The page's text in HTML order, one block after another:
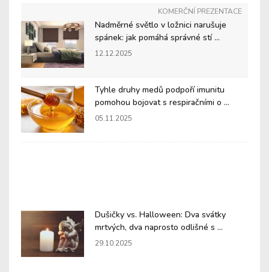
KOMERČNÍ PREZENTACE
Nadměrné světlo v ložnici narušuje
spánek: jak pomáhá správné stí ...
12.12.2025
Tyhle druhy medů podpoří imunitu
pomohou bojovat s respiračními o ...
05.11.2025
Dušičky vs. Halloween: Dva svátky
mrtvých, dva naprosto odlišné s ...
29.10.2025